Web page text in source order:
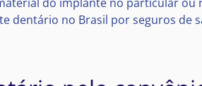
dentário no Brasil por seguros de